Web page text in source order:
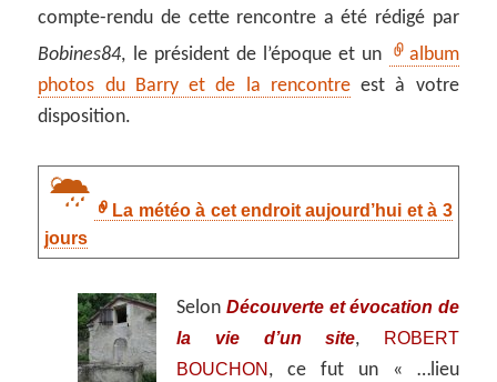
compte-rendu de cette rencontre a été rédigé par
Bobines84, le président de l’époque et un
album
photos du Barry et de la rencontreest à votre
disposition.
La météo à cet endroit aujourd’hui et à 3
jours
Selon Découverte et évocation de
la vie d’un site,
ROBERT
BOUCHON, ce fut un « …lieu